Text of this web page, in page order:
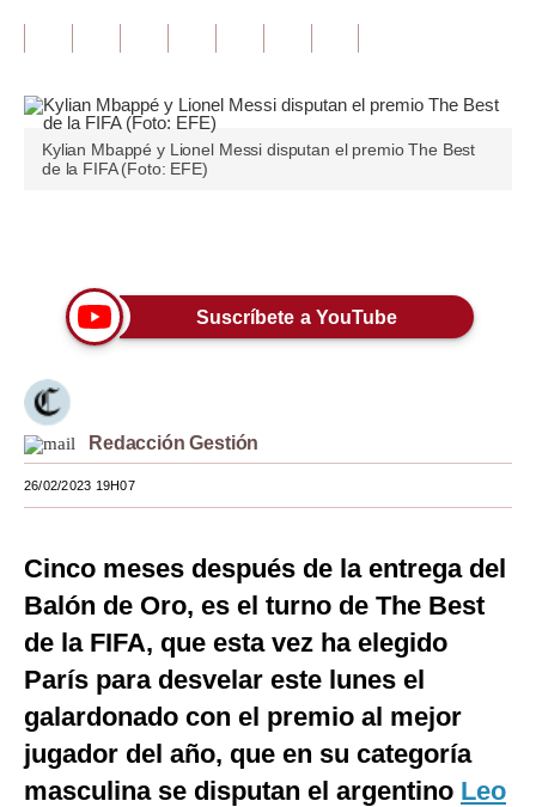
Finanzas Personales
Inmobiliarias
Plus G
Pregunta de hoy
Tendencias
Lujo
Viajes
Estilos
EEUU
México
España
Kylian Mbappé y Lionel Messi disputan el premio The Best
de la FIFA (Foto: EFE)
Suscríbete a YouTube
Redacción Gestión
26/02/2023 19H07
Cinco meses después de la entrega del
Balón de Oro, es el turno de The Best
de la FIFA, que esta vez ha elegido
París para desvelar este lunes el
galardonado con el premio al mejor
jugador del año, que en su categoría
masculina se disputan el argentino Leo